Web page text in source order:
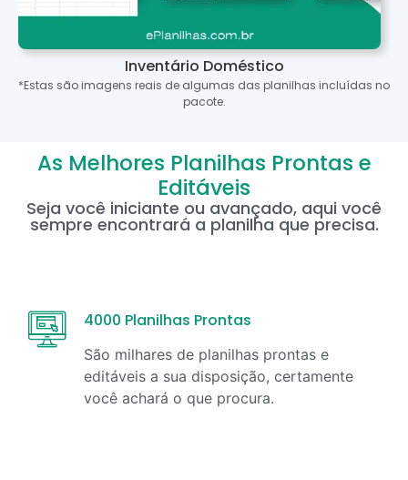
Inventário Doméstico
*Estas são imagens reais de algumas das planilhas incluídas no
pacote.
As Melhores Planilhas Prontas e
Editáveis
Seja você iniciante ou avançado, aqui você
sempre encontrará a planilha que precisa.
4000 Planilhas Prontas
São milhares de planilhas prontas e
editáveis a sua disposição, certamente
você achará o que procura.